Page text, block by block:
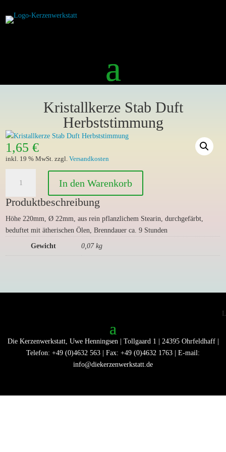
Kristallkerze Stab Duft
Herbststimmung
1,65€
inkl. 19 % MwSt. zzgl.Versandkosten
Duft
Menge
In den Warenkorb
Produktbeschreibung
Höhe 220mm, Ø 22mm, aus rein pflanzlichem Stearin, durchgefärbt,
beduftet mit ätherischen Ölen, Brenndauer ca. 9 Stunden
Gewicht 0,07 kg
Die Kerzenwerkstatt, Uwe Henningsen | Tollgaard 1 | 24395 Ohrfeldhaff |
Telefon: +49 (0)4632 563 | Fax: +49 (0)4632 1763 | E-mail:
info@diekerzenwerkstatt.de